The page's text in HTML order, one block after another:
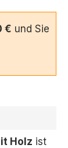
€ und Sie
Holz ist